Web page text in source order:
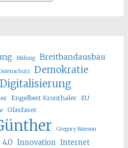
Bildung
Breitbandausbau
Demokratie
Digitalisierung
Engelbert Kronthaler EU
Glasfaser
Gregory Bateson
Innovation Internet